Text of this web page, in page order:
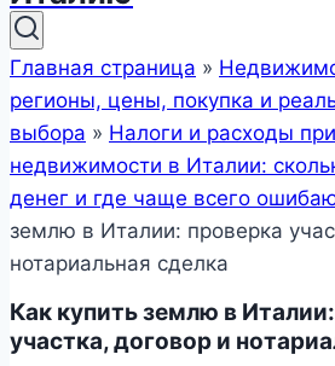
Главная страница »
регионы, цены, покупка и
выбора » Налоги и расходы
недвижимости в Италии:
денег и где чаще всего
землю в Италии: проверка
нотариальная сделка
Как купить землю в
участка, договор и